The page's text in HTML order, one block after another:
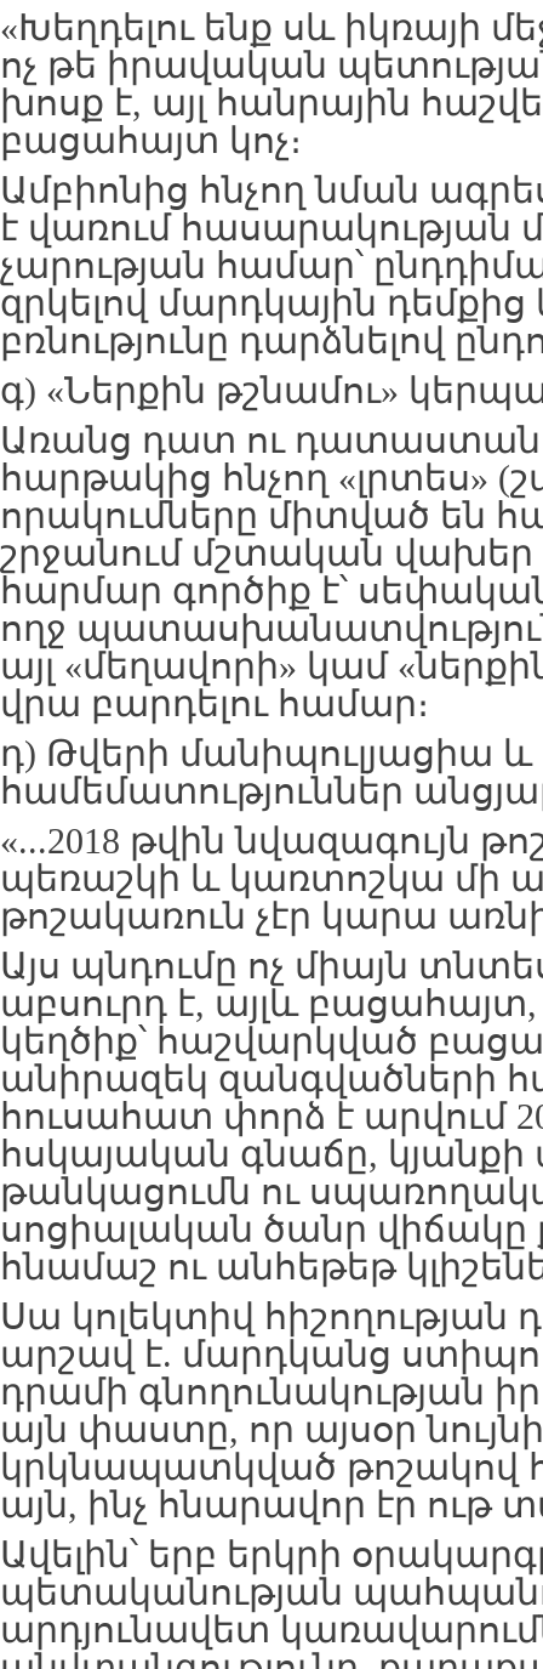
«Խեղդելու ենք սև իկռայի
ոչ թե իրավական
խոսք է, այլ հանրային
բացահայտ կոչ։
Ամբիոնից հնչող նման
է վառում հասարակության
չարության համար՝
զրկելով մարդկային
բռնությունը դարձնելով
գ) «Ներքին թշնամու»
Առանց դատ ու
հարթակից հնչող «լրտես»
որակումները միտված են
շրջանում մշտական վախեր
հարմար գործիք է՝
ողջ
այլ «մեղավորի» կամ
վրա բարդելու համար։
դ) Թվերի մանիպուլյացիա և
համեմատություններ
«...2018 թվին նվազագույն
պեռաշկի և կառտոշկա մի
թոշակառուն չէր կարա
Այս պնդումը ոչ միայն
աբսուրդ է, այլև
կեղծիք՝ հաշվարկված
անիրազեկ զանգվածների
հուսահատ փորձ է արվում
հսկայական գնաճը,
թանկացումն ու
սոցիալական ծանր վիճակը
հնամաշ ու անհեթեթ
Սա կոլեկտիվ
արշավ է. մարդկանց
դրամի գնողունակության
այն փաստը, որ այսօր
կրկնապատկված թոշակով
այն, ինչ հնարավոր էր ութ
Ավելին՝ երբ երկրի
պետականության
արդյունավետ